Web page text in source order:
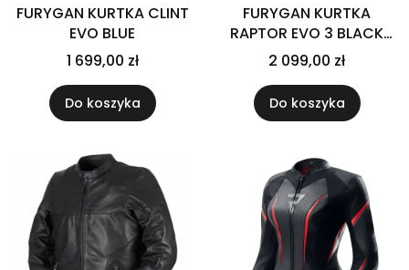
FURYGAN KURTKA CLINT
EVO BLUE
1 699,00 zł
Do koszyka
FURYGAN KURTKA
RAPTOR EVO 3 BLACK
WHITE
2 099,00 zł
Do koszyka